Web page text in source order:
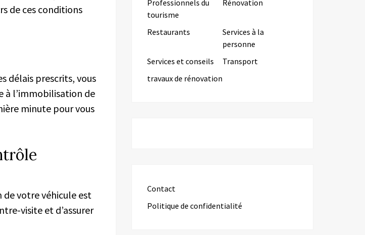
de ces conditions
délais prescrits, vous
à l’immobilisation de
minute pour vous
de votre véhicule est
visite et d’assurer
Professionnels du
tourisme
Rénovation
Restaurants
Services à la
personne
Services et conseils
Transport
travaux de rénovation
Contact
Politique de confidentialité